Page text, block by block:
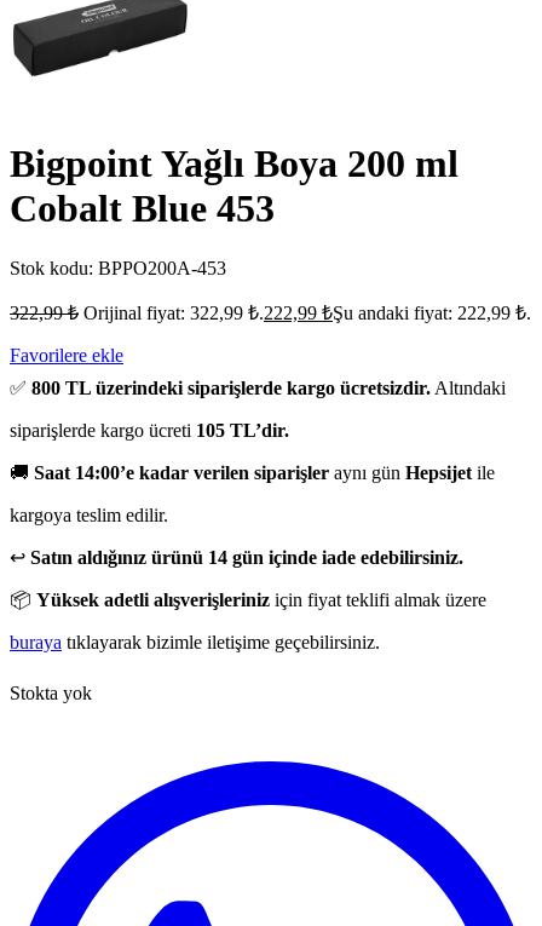
Bigpoint Yağlı Boya 200 ml
Cobalt Blue 453
Stok kodu: BPPO200A-453
322,99₺ Orijinal fiyat: 322,99 ₺.222,99 ₺Şu andaki fiyat: 222,99 ₺.
Favorilere ekle
✅ 800 TL üzerindeki siparişlerde kargo ücretsizdir. Altındaki
siparişlerde kargo ücreti 105 TL’dir.
🚚 Saat 14:00’e kadar verilen siparişler aynı gün Hepsijet ile
kargoya teslim edilir.
↩️ Satın aldığınız ürünü 14 gün içinde iade edebilirsiniz.
📦 Yüksek adetli alışverişleriniz için fiyat teklifi almak üzere
buraya tıklayarak bizimle iletişime geçebilirsiniz.
Stokta yok